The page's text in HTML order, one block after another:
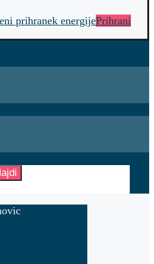
prihranek energijePrihrani